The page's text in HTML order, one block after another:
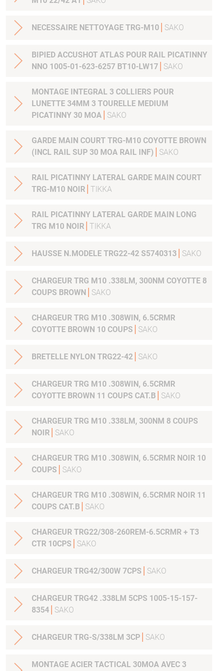
NECESSAIRE NETTOYAGE TRG-M10 SAKO
BIPIED ACCUSHOT ATLAS POUR RAIL PICATINNY
NNO 1005-01-623-6257 BT10-LW17
SAKO
MONTAGE INTEGRAL 3 COLLIERS POUR
LUNETTE 34MM 3 TOURELLE MEDIUM
PICATINNY 30 MOA
SAKO
GARDE MAIN COURT TRG-M10 COYOTTE BROWN
(INCL RAIL SUP 30 MOA RAIL INF)
SAKO
RAIL PICATINNY LATERAL GARDE MAIN COURT
TRG-M10 NOIR TIKKA
RAIL PICATINNY LATERAL GARDE MAIN LONG
TRG M10 NOIR TIKKA
HAUSSE N.MODELE TRG22-42 S5740313 SAKO
CHARGEUR TRG M10 .338LM, 300NM COYOTTE 8
COUPS BROWN
SAKO
CHARGEUR TRG M10 .308WIN, 6.5CRMR
COYOTTE BROWN 10 COUPS
SAKO
BRETELLE NYLON TRG22-42 SAKO
CHARGEUR TRG M10 .308WIN, 6.5CRMR
COYOTTE BROWN 11 COUPS CAT.B
SAKO
CHARGEUR TRG M10 .338LM, 300NM 8 COUPS
NOIR
SAKO
CHARGEUR TRG M10 .308WIN, 6.5CRMR NOIR 10
COUPS
SAKO
CHARGEUR TRG M10 .308WIN, 6.5CRMR NOIR 11
COUPS CAT.B
SAKO
CHARGEUR TRG22/308-260REM-6.5CRMR + T3
CTR 10CPS
SAKO
CHARGEUR TRG42/300W 7CPS SAKO
CHARGEUR TRG42 .338LM 5CPS 1005-15-157-
8354
SAKO
CHARGEUR TRG-S/338LM 3CP SAKO
MONTAGE ACIER TACTICAL 30MOA AVEC 3